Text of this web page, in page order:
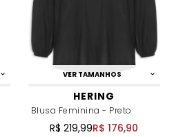
VER TAMANHOS
HERING
Blusa Feminina - Preto
R$ 219,99R$ 176,90